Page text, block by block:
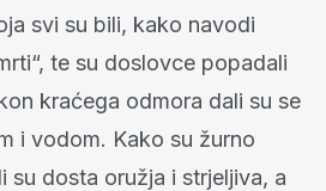
svi su bili, kako navodi
te su doslovce popadali
kraćega odmora dali su se
i vodom. Kako su žurno
su dosta oružja i strjeljiva, a